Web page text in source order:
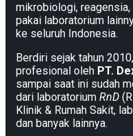
mikrobiologi, reagensia,
pakai laboratorium
ke seluruh Indonesia.
Berdiri sejak tahun
profesional oleh PT.
sampai saat ini sudah
dari laboratorium RnD
Klinik & Rumah Sakit,
dan banyak lainnya.